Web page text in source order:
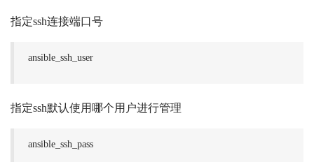
指定ssh连接端口号
ansible_ssh_user
指定ssh默认使用哪个用户进行管理
ansible_ssh_pass